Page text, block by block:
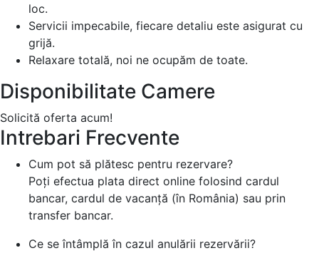
loc.
Servicii impecabile, fiecare detaliu este asigurat cu
grijă.
Relaxare totală, noi ne ocupăm de toate.
Disponibilitate Camere
Solicită oferta acum!
Intrebari Frecvente
Cum pot să plătesc pentru rezervare?
Poți efectua plata direct online folosind cardul
bancar, cardul de vacanță (în România) sau prin
transfer bancar.
Ce se întâmplă în cazul anulării rezervării?